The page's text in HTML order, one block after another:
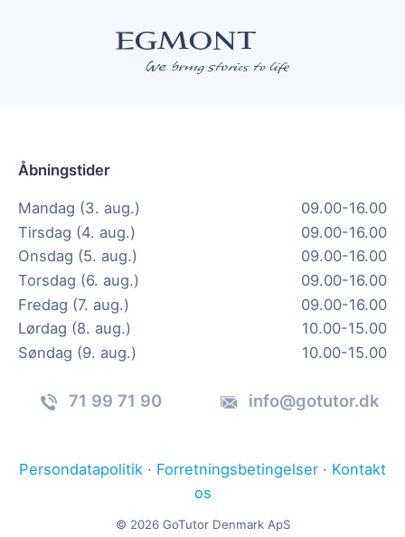
Åbningstider
Mandag (3. aug.)
09.00-16.00
Tirsdag (4. aug.)
09.00-16.00
Onsdag (5. aug.)
09.00-16.00
Torsdag (6. aug.)
09.00-16.00
Fredag (7. aug.)
09.00-16.00
Lørdag (8. aug.)
10.00-15.00
Søndag (9. aug.)
10.00-15.00
71 99 71 90 info@gotutor.dk
Persondatapolitik · Forretningsbetingelser · Kontakt
os
© 2026 GoTutor Denmark ApS